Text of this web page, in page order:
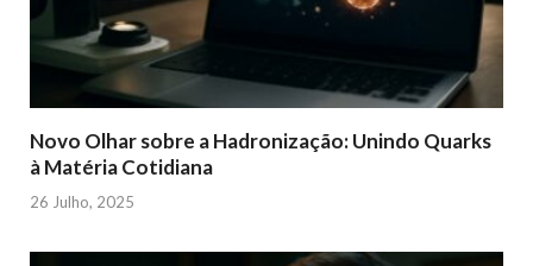
Novo Olhar sobre a Hadronização: Unindo Quarks
à Matéria Cotidiana
26 Julho, 2025